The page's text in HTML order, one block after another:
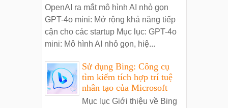
OpenAI ra mắt mô hình AI nhỏ gọn
GPT-4o mini: Mở rộng khả năng tiếp
cận cho các startup Mục lục: GPT-4o
mini: Mô hình AI nhỏ gọn, hiệ...
Sử dụng Bing: Công cụ
tìm kiếm tích hợp trí tuệ
nhân tạo của Microsoft
Mục lục Giới thiệu về Bing